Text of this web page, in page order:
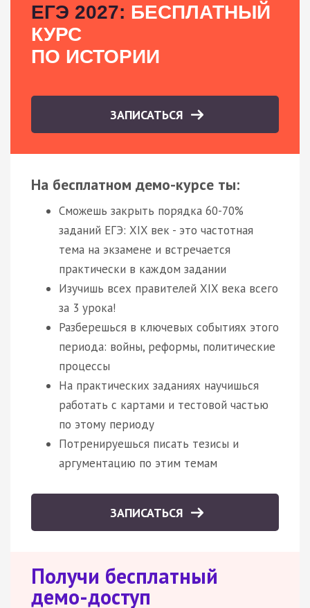
ЕГЭ 2027: БЕСПЛАТНЫЙ
КУРС
ПО ИСТОРИИ
ЗАПИСАТЬСЯ
На бесплатном демо-курсе ты:
Сможешь закрыть порядка 60-70%
заданий ЕГЭ: XIX век - это частотная
тема на экзамене и встречается
практически в каждом задании
Изучишь всех правителей XIX века всего
за 3 урока!
Разберешься в ключевых событиях этого
периода: войны, реформы, политические
процессы
На практических заданиях научишься
работать с картами и тестовой частью
по этому периоду
Потренируешься писать тезисы и
аргументацию по этим темам
ЗАПИСАТЬСЯ
Получи бесплатный
демо-доступ